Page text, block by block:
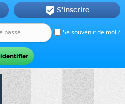
Se souvenir de moi ?
 S'inscrire